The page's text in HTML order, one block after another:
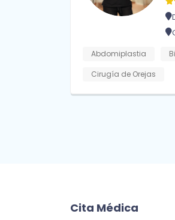
Abdomiplastia
Cirugía de Orejas
Cita Médica